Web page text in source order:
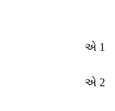
એ 1
એ 2